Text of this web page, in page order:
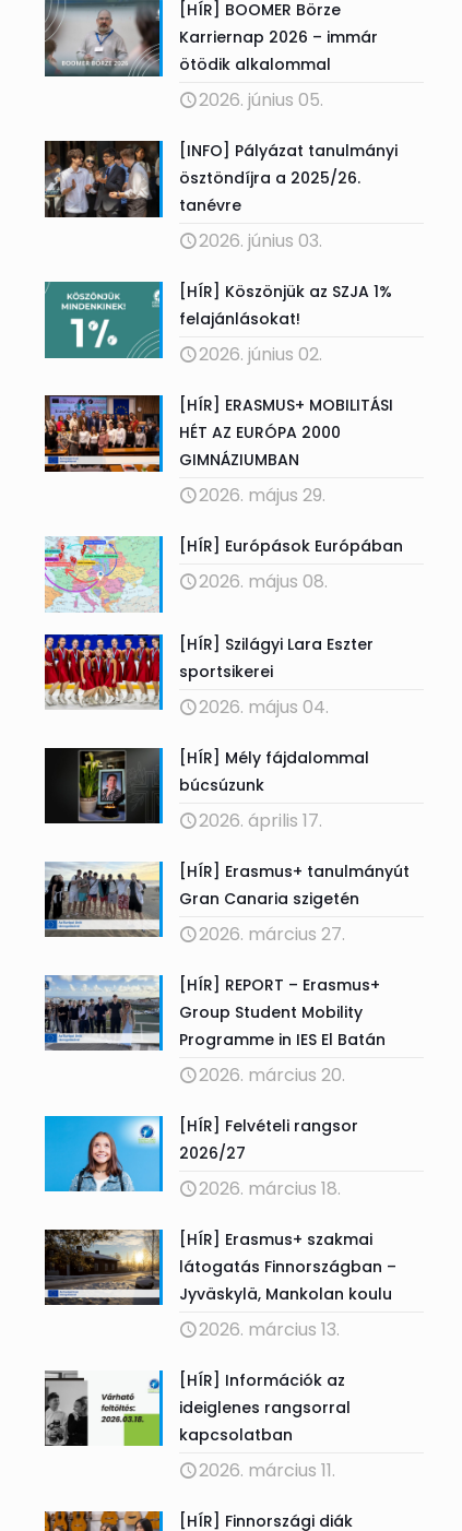
[HÍR] BOOMER Börze
Karriernap 2026 – immár
ötödik alkalommal
2026. június 05.
[INFO] Pályázat tanulmányi
ösztöndíjra a 2025/26.
tanévre
2026. június 03.
[HÍR] Köszönjük az SZJA 1%
felajánlásokat!
2026. június 02.
[HÍR] ERASMUS+ MOBILITÁSI
HÉT AZ EURÓPA 2000
GIMNÁZIUMBAN
2026. május 29.
[HÍR] Európások Európában
2026. május 08.
[HÍR] Szilágyi Lara Eszter
sportsikerei
2026. május 04.
[HÍR] Mély fájdalommal
búcsúzunk
2026. április 17.
[HÍR] Erasmus+ tanulmányút
Gran Canaria szigetén
2026. március 27.
[HÍR] REPORT – Erasmus+
Group Student Mobility
Programme in IES El Batán
2026. március 20.
[HÍR] Felvételi rangsor
2026/27
2026. március 18.
[HÍR] Erasmus+ szakmai
látogatás Finnországban –
Jyväskylä, Mankolan koulu
2026. március 13.
[HÍR] Információk az
ideiglenes rangsorral
kapcsolatban
2026. március 11.
[HÍR] Finnországi diák